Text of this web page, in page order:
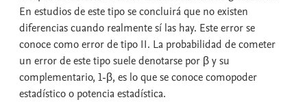
En estudios de este tipo se concluirá que no existen
diferencias cuando realmente sí las hay. Este error se
conoce comoerror de tipo II. La probabilidad de cometer
un error de este tipo suele denotarse por β y su
complementario, 1-β, es lo que se conoce comopoder
estadísticoo potencia estadística.